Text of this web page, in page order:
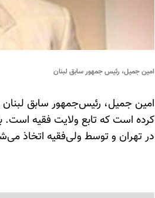
امین جمیل، رئیس جمهور سابق لبنان
امین جمیل، رئیس‌جمهور سابق لبنان
کرده است که تابع ولایت فقیه است.
در تهران و توسط ولی‌فقیه اتخاذ